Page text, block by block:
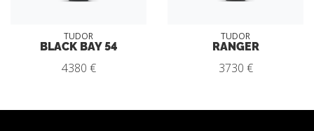
TUDOR
BLACK BAY 54
4380 €
TUDOR
RANGER
3730 €